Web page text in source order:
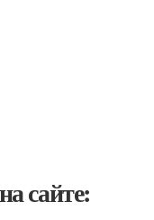
сайте: